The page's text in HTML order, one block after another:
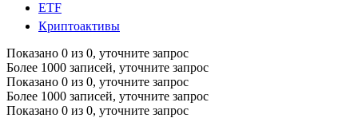
ETF
Криптоактивы
Показано 0 из 0, уточните запрос
Более 1000 записей, уточните запрос
Показано 0 из 0, уточните запрос
Более 1000 записей, уточните запрос
Показано 0 из 0, уточните запрос